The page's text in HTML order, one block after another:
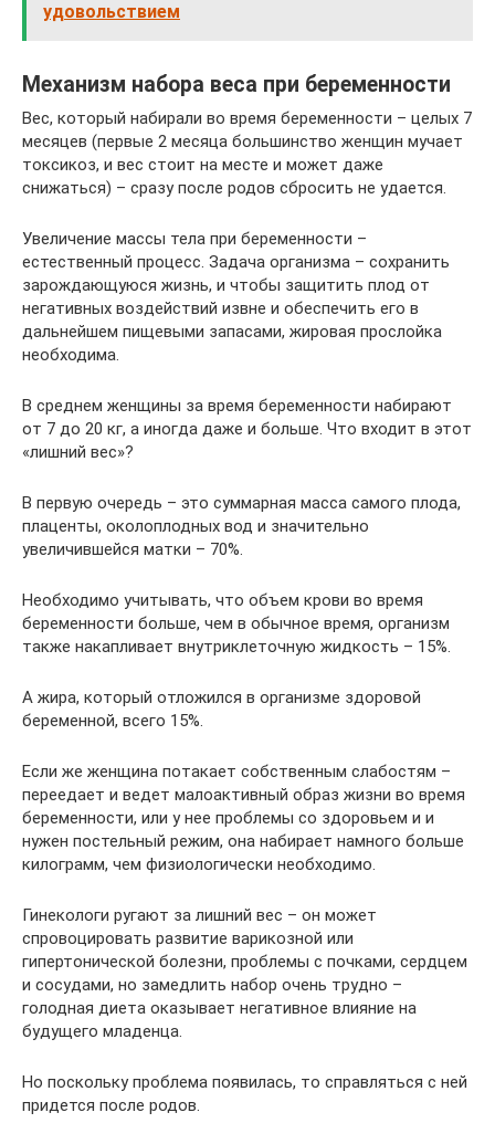
удовольствием
Механизм набора веса при беременности
Вес, который набирали во время беременности – целых 7
месяцев (первые 2 месяца большинство женщин мучает
токсикоз, и вес стоит на месте и может даже
снижаться) – сразу после родов сбросить не удается.
Увеличение массы тела при беременности –
естественный процесс. Задача организма – сохранить
зарождающуюся жизнь, и чтобы защитить плод от
негативных воздействий извне и обеспечить его в
дальнейшем пищевыми запасами, жировая прослойка
необходима.
В среднем женщины за время беременности набирают
от 7 до 20 кг, а иногда даже и больше. Что входит в этот
«лишний вес»?
В первую очередь – это суммарная масса самого плода,
плаценты, околоплодных вод и значительно
увеличившейся матки – 70%.
Необходимо учитывать, что объем крови во время
беременности больше, чем в обычное время, организм
также накапливает внутриклеточную жидкость – 15%.
А жира, который отложился в организме здоровой
беременной, всего 15%.
Если же женщина потакает собственным слабостям –
переедает и ведет малоактивный образ жизни во время
беременности, или у нее проблемы со здоровьем и и
нужен постельный режим, она набирает намного больше
килограмм, чем физиологически необходимо.
Гинекологи ругают за лишний вес – он может
спровоцировать развитие варикозной или
гипертонической болезни, проблемы с почками, сердцем
и сосудами, но замедлить набор очень трудно –
голодная диета оказывает негативное влияние на
будущего младенца.
Но поскольку проблема появилась, то справляться с ней
придется после родов.